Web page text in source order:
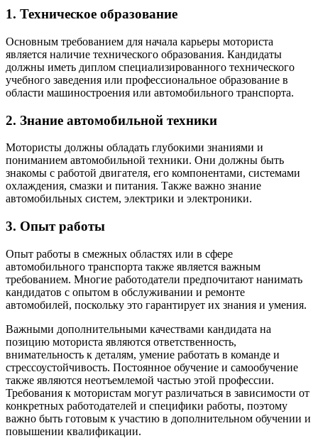
1. Техническое образование
Основным требованием для начала карьеры моториста
является наличие технического образования. Кандидаты
должны иметь диплом специализированного технического
учебного заведения или профессиональное образование в
области машиностроения или автомобильного транспорта.
2. Знание автомобильной техники
Мотористы должны обладать глубокими знаниями и
пониманием автомобильной техники. Они должны быть
знакомы с работой двигателя, его компонентами, системами
охлаждения, смазки и питания. Также важно знание
автомобильных систем, электрики и электроники.
3. Опыт работы
Опыт работы в смежных областях или в сфере
автомобильного транспорта также является важным
требованием. Многие работодатели предпочитают нанимать
кандидатов с опытом в обслуживании и ремонте
автомобилей, поскольку это гарантирует их знания и умения.
Важными дополнительными качествами кандидата на
позицию моториста являются ответственность,
внимательность к деталям, умение работать в команде и
стрессоустойчивость. Постоянное обучение и самообучение
также являются неотъемлемой частью этой профессии.
Требования к мотористам могут различаться в зависимости от
конкретных работодателей и специфики работы, поэтому
важно быть готовым к участию в дополнительном обучении и
повышении квалификации.